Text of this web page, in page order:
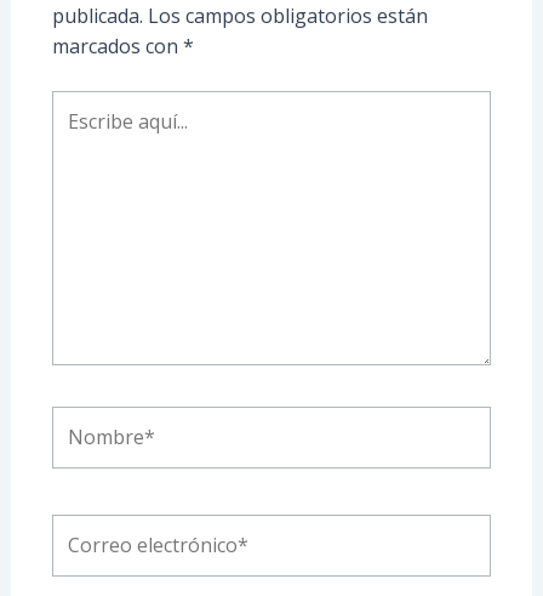
publicada. Los campos obligatorios están
marcados con *
aquí...
electrónico*